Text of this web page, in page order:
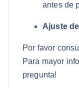
antes de
Ajuste
Por favor
Para mayor
pregunta!